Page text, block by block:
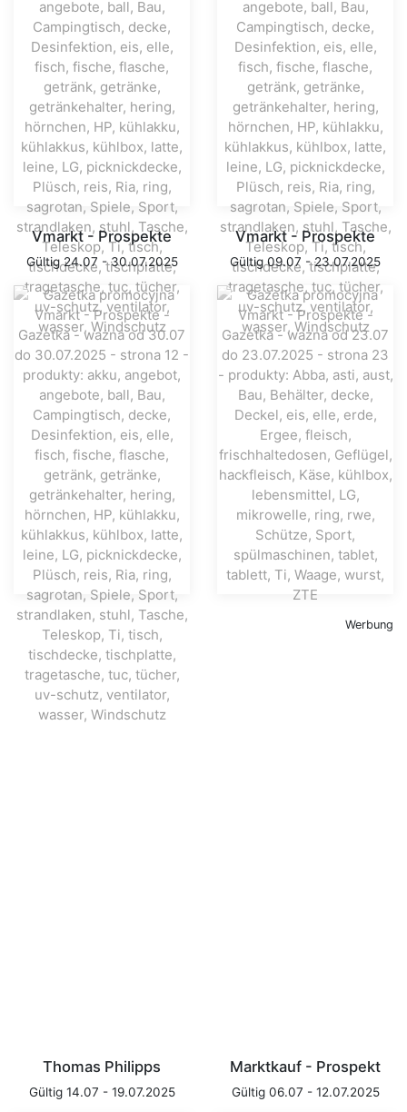
Vmarkt - Prospekte
Gültig 24.07 - 30.07.2025
Vmarkt - Prospekte
Gültig 09.07 - 23.07.2025
Werbung
Thomas Philipps
Gültig 14.07 - 19.07.2025
Marktkauf - Prospekt
Gültig 06.07 - 12.07.2025